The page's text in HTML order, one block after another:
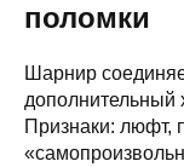
поломки
Шарнир
дополнительный
Признаки: люфт,